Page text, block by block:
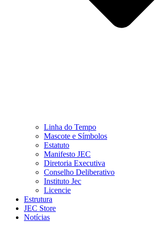
Linha do Tempo
Mascote e Símbolos
Estatuto
Manifesto JEC
Diretoria Executiva
Conselho Deliberativo
Instituto Jec
Licencie
Estrutura
JEC Store
Notícias